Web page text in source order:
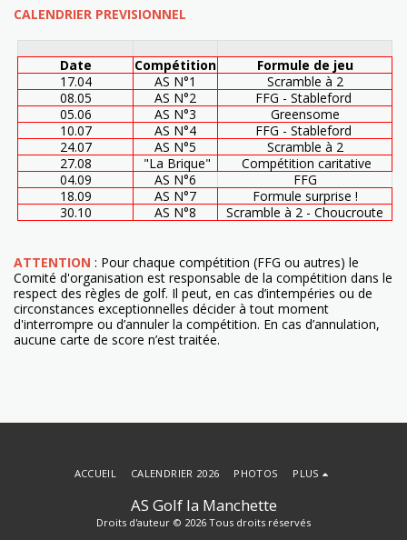
CALENDRIER PREVISIONNEL
Date Compétition
Formule de jeu
17.04
AS N°1
Scramble à 2
08.05
AS N°2
FFG - Stableford
05.06
AS N°3
Greensome
10.07
AS N°4
FFG - Stableford
24.07
AS N°5
Scramble à 2
27.08
"La Brique"
Compétition caritative
04.09
AS N°6
FFG
18.09
AS N°7
Formule surprise !
30.10
AS N°8 Scramble à 2 - Choucroute
ATTENTION : Pour chaque compétition (FFG ou autres) le
Comité d'organisation est responsable de la compétition dans le
respect des règles de golf. Il peut, en cas d’intempéries ou de
circonstances exceptionnelles décider à tout moment
d'interrompre ou d’annuler la compétition. En cas d’annulation,
aucune carte de score n’est traitée.
AS Golf la Manchette
Droits d'auteur © 2026 Tous droits réservés
ACCUEIL CALENDRIER 2026 PHOTOS PLUS